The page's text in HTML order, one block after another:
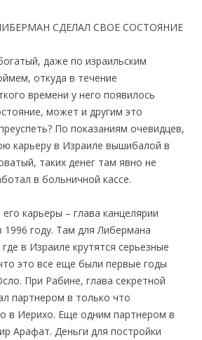
СДЕЛАЛ СВОЕ СОСТОЯНИЕ
даже по израильским
откуда в течение
времени у него появилось
может и другим это
По показаниям очевидцев,
карьеру в Израиле вышибалой в
таких денег там явно не
в больничной кассе.
карьеры – глава канцелярии
1996 году. Там для Либермана
в Израиле крутятся серьезные
это все еще были первые годы
При Рабине, глава секретной
партнером в только что
в Иерихо. Еще одним партнером в
Арафат. Деньги для постройки